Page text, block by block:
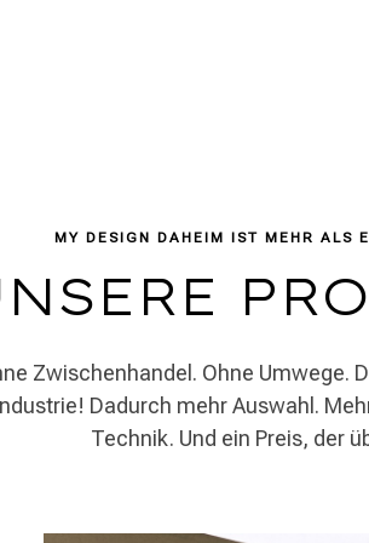
MY DESIGN DAHEIM IST MEHR ALS
Zwischenhandel. Ohne Umwege.
Dadurch mehr Auswahl.
Technik. Und ein Preis, der